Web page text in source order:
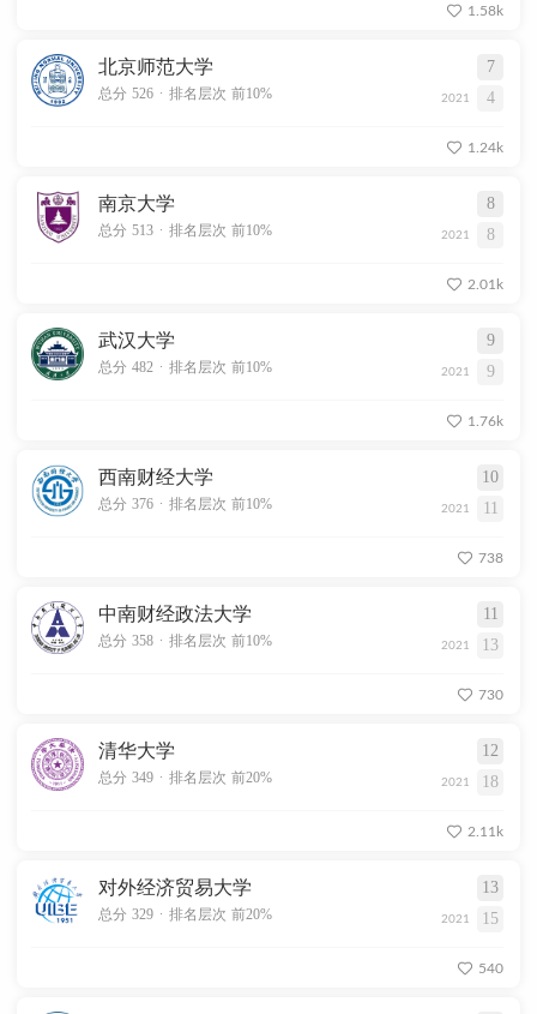
1.58k
北京师范大学 7
总分 526 . 排名层次 前10% 2021 4
1.24k
南京大学 8
总分 513 . 排名层次 前10% 2021 8
2.01k
武汉大学 9
总分 482 . 排名层次 前10% 2021 9
1.76k
西南财经大学 10
总分 376 . 排名层次 前10% 2021 11
738
中南财经政法大学 11
总分 358 . 排名层次 前10% 2021 13
730
清华大学 12
总分 349 . 排名层次 前20% 2021 18
2.11k
对外经济贸易大学 13
总分 329 . 排名层次 前20% 2021 15
540